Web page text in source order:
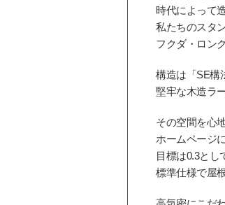
時代によって
私たちのスタ
フクダ・ロン
構造は「SE構
堅牢な木造ラ
その空間を心
ホームページ
目標は0.3とし
標準仕様で屋